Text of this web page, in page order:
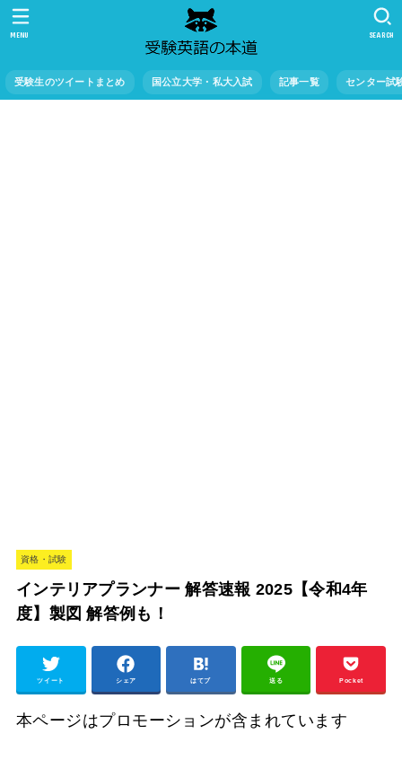
受験生のツイートまとめ 国公立大学・私大入試 記事一覧 センター試
SEARCH
MENU
資格・試験
インテリアプランナー 解答速報 2025【令和4年
度】製図 解答例も！
ツイート シェア はてブ 送る Pocket
本ページはプロモーションが含まれています